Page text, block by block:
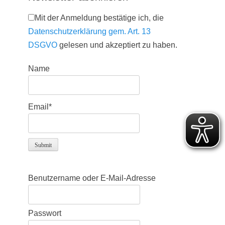
Mit der Anmeldung bestätige ich, die
Datenschutzerklärung gem. Art. 13
DSGVO gelesen und akzeptiert zu haben.
Name
Email*
Benutzername oder E-Mail-Adresse
Passwort